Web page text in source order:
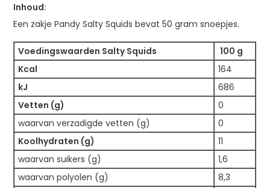
Inhoud:
Een zakje Pandy Salty Squids bevat 50 gram snoepjes.
Voedingswaarden Salty Squids
100 g
Kcal
164
kJ
686
Vetten (g)
0
waarvan verzadigde vetten (g)
0
Koolhydraten (g)
11
waarvan suikers (g)
1,6
waarvan polyolen (g)
8,3